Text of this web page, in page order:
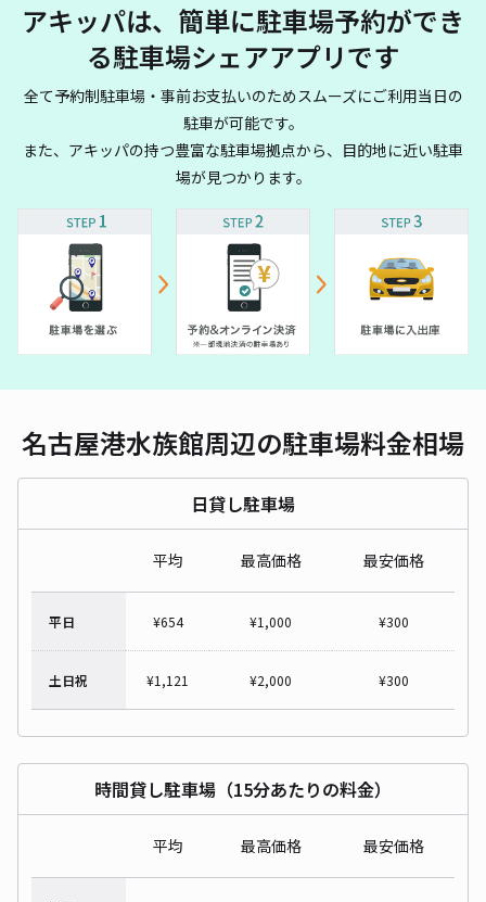
アキッパは、簡単に駐車場予約ができ
る駐車場シェアアプリです
全て予約制駐車場・事前お支払いのためスムーズにご利用当日の
駐車が可能です。
また、アキッパの持つ豊富な駐車場拠点から、目的地に近い駐車
場が見つかります。
名古屋港水族館周辺の駐車場料金相場
日貸し駐車場
平均 最高価格 最安価格
平日 ¥654 ¥1,000 ¥300
土日祝 ¥1,121 ¥2,000 ¥300
時間貸し駐車場（15分あたりの料金）
平均 最高価格 最安価格